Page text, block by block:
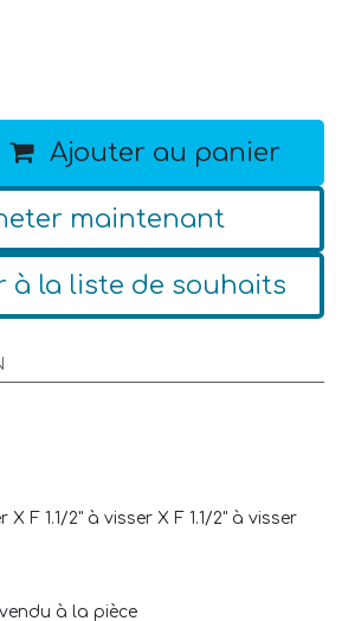
Ajouter au panier
maintenant
à la liste de souhaits
X F 1.1/2" à visser X F 1.1/2" à visser
à la pièce